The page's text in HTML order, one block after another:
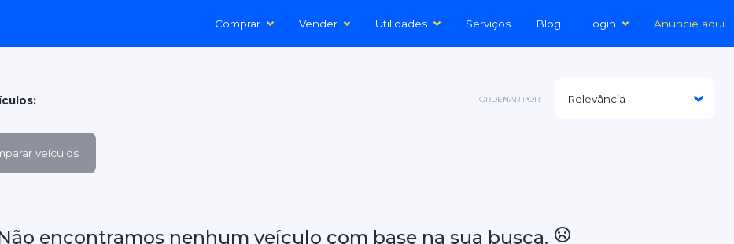
Comprar Vender Utilidades Serviços Blog Login Anuncie aqui
ORDENAR POR:
veículos
encontramos nenhum veículo com base na sua busca.